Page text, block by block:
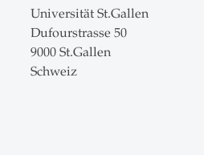
Universität St.Gallen
Dufourstrasse 50
9000 St.Gallen
Schweiz